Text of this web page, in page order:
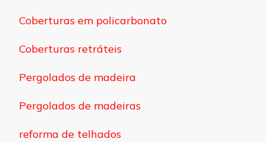
Coberturas em policarbonato
Coberturas retráteis
Pergolados de madeira
Pergolados de madeiras
reforma de telhados